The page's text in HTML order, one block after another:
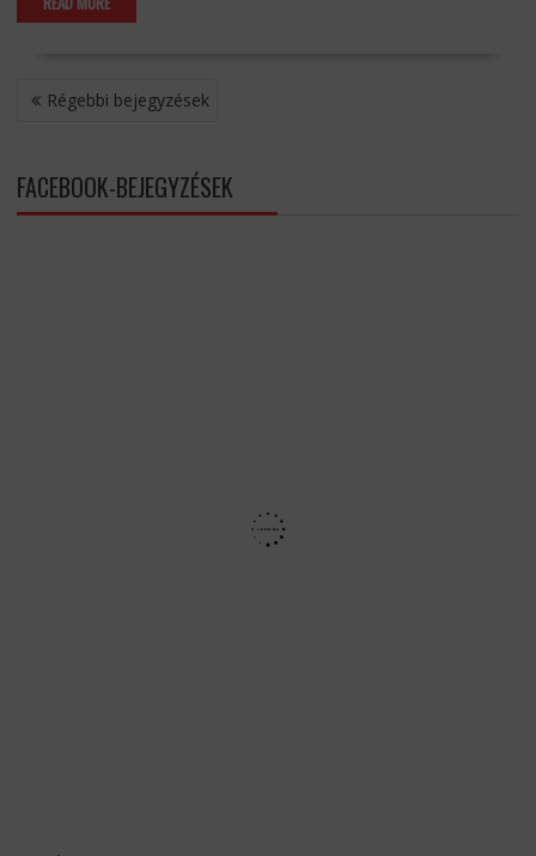
BEJEGYZÉS
NAVIGÁCIÓ
Régebbi bejegyzések
FACEBOOK-BEJEGYZÉSEK